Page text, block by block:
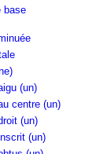
base
(un)
centre (un)
(un)
(un)